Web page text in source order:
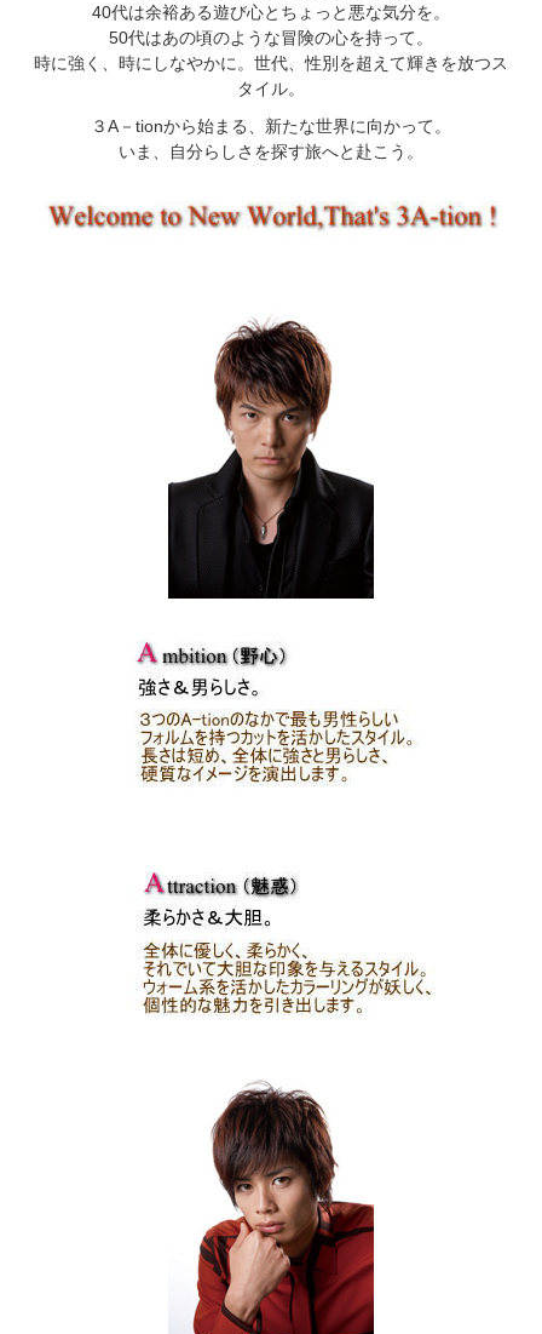
40代は余裕ある遊び心とちょっと悪な気分を。
50代はあの頃のような冒険の心を持って。
時に強く、時にしなやかに。世代、性別を超えて輝きを放つス
タイル。
３A－tionから始まる、新たな世界に向かって。
いま、自分らしさを探す旅へと赴こう。